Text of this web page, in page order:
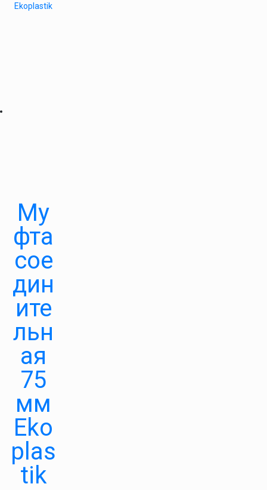
Ekoplastik
Му
фта
сое
дин
ите
льн
ая
75
мм
Eko
plas
tik